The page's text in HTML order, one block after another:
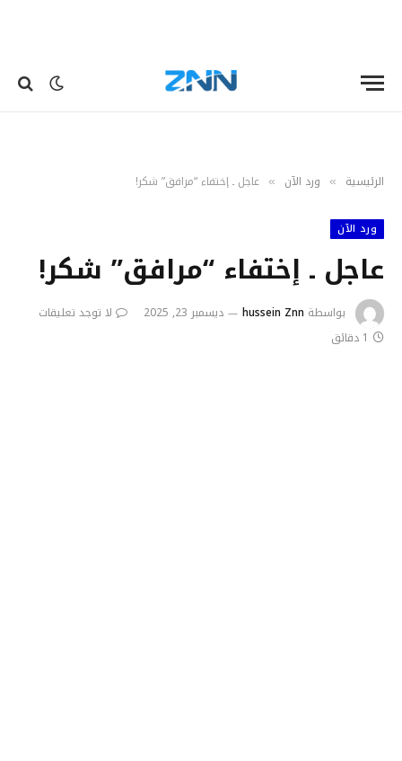
الرئيسية » ورد الآن » عاجل ـ إختفاء “مرافق” شكر!
ورد الآن
عاجل ـ إختفاء “مرافق” شكر!
بواسطة hussein Znn ديسمبر 23, 2025
لا توجد تعليقات
1 دقائق